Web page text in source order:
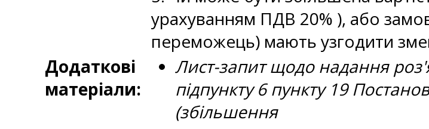
урахуванням ПДВ 20% ), або
переможець) мають узгодити
Додаткові
матеріали:
Лист-запит щодо надання
підпункту 6 пункту 19
(збільшення